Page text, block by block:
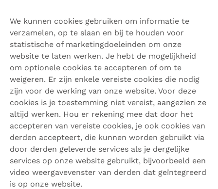
We kunnen cookies gebruiken om informatie te
verzamelen, op te slaan en bij te houden voor
statistische of marketingdoeleinden om onze
website te laten werken. Je hebt de mogelijkheid
om optionele cookies te accepteren of om te
weigeren. Er zijn enkele vereiste cookies die nodig
zijn voor de werking van onze website. Voor deze
cookies is je toestemming niet vereist, aangezien ze
altijd werken. Hou er rekening mee dat door het
accepteren van vereiste cookies, je ook cookies van
derden accepteert, die kunnen worden gebruikt via
door derden geleverde services als je dergelijke
services op onze website gebruikt, bijvoorbeeld een
video weergavevenster van derden dat geïntegreerd
is op onze website.